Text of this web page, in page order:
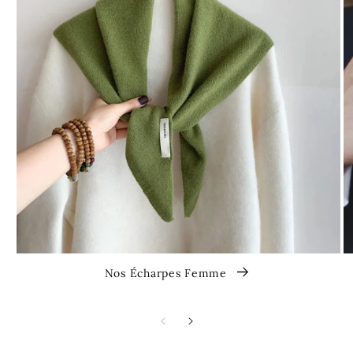
Nos Écharpes Femme